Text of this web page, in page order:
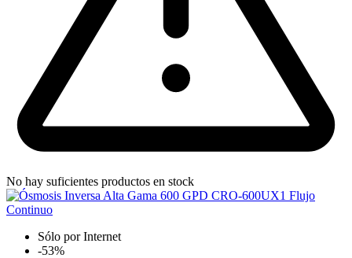
No hay suficientes productos en stock
Sólo por Internet
-53%